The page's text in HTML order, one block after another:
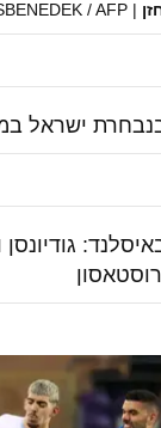
|
/ AFP
ישראל
גודיונסן